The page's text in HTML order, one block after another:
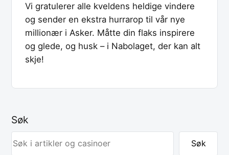
Vi gratulerer alle kveldens heldige vindere
og sender en ekstra hurrarop til vår nye
millionær i Asker. Måtte din flaks inspirere
og glede, og husk – i Nabolaget, der kan alt
skje!
Søk
Søk